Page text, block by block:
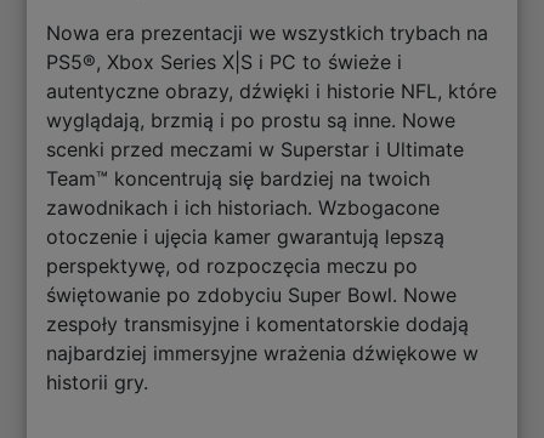
Nowa era prezentacji we wszystkich trybach na
PS5®, Xbox Series X|S i PC to świeże i
autentyczne obrazy, dźwięki i historie NFL, które
wyglądają, brzmią i po prostu są inne. Nowe
scenki przed meczami w Superstar i Ultimate
Team™ koncentrują się bardziej na twoich
zawodnikach i ich historiach. Wzbogacone
otoczenie i ujęcia kamer gwarantują lepszą
perspektywę, od rozpoczęcia meczu po
świętowanie po zdobyciu Super Bowl. Nowe
zespoły transmisyjne i komentatorskie dodają
najbardziej immersyjne wrażenia dźwiękowe w
historii gry.